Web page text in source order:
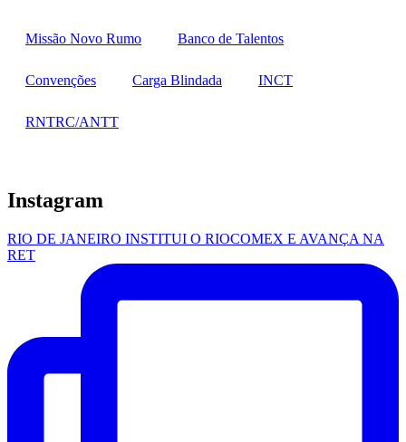
Missão Novo Rumo Banco de Talentos
Convenções Carga Blindada INCT
RNTRC/ANTT
Instagram
RIO DE JANEIRO INSTITUI O RIOCOMEX E AVANÇA NA
RET